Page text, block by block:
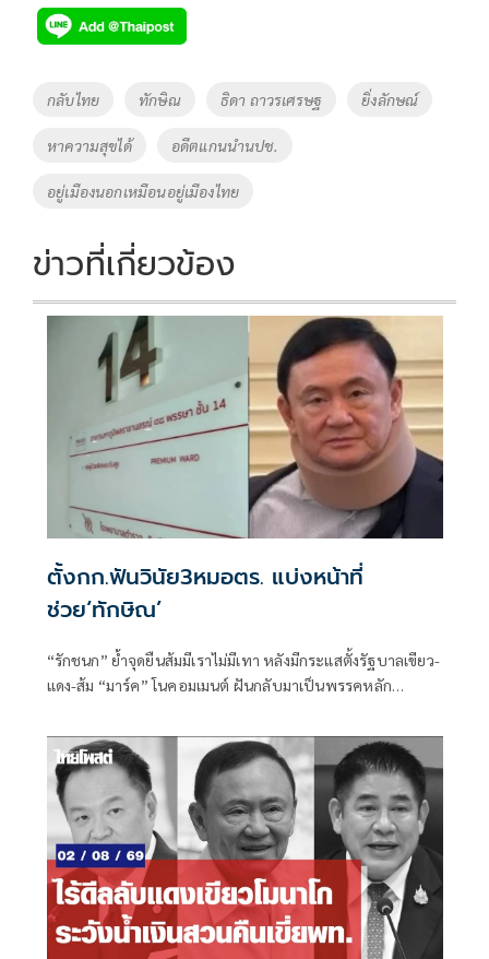
e
b
o
k
tt
er
p
y
Li
k
Tags
กลับไทย ทักษิณ ธิดา ถาวรเศรษฐ ยิ่งลักษณ์
หาความสุขได้ อดีตแกนนำนปช.
อยู่เมืองนอกเหมือนอยู่เมืองไทย
ข่าวที่เกี่ยวข้อง
ตั้งกก.ฟันวินัย3หมอตร. แบ่งหน้าที่
ช่วย‘ทักษิณ’
“รักชนก” ย้ำจุดยืนส้มมีเราไม่มีเทา หลังมีกระแสตั้งรัฐบาลเขียว-
แดง-ส้ม “มาร์ค” โนคอมเมนต์ ฝันกลับมาเป็นพรรคหลัก